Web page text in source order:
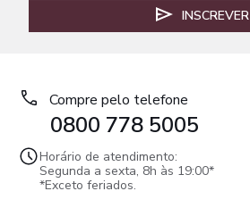
INSCREVER
Compre pelo telefone
0800 778 5005
Horário de atendimento:
Segunda a sexta, 8h às 19:00*
*Exceto feriados.